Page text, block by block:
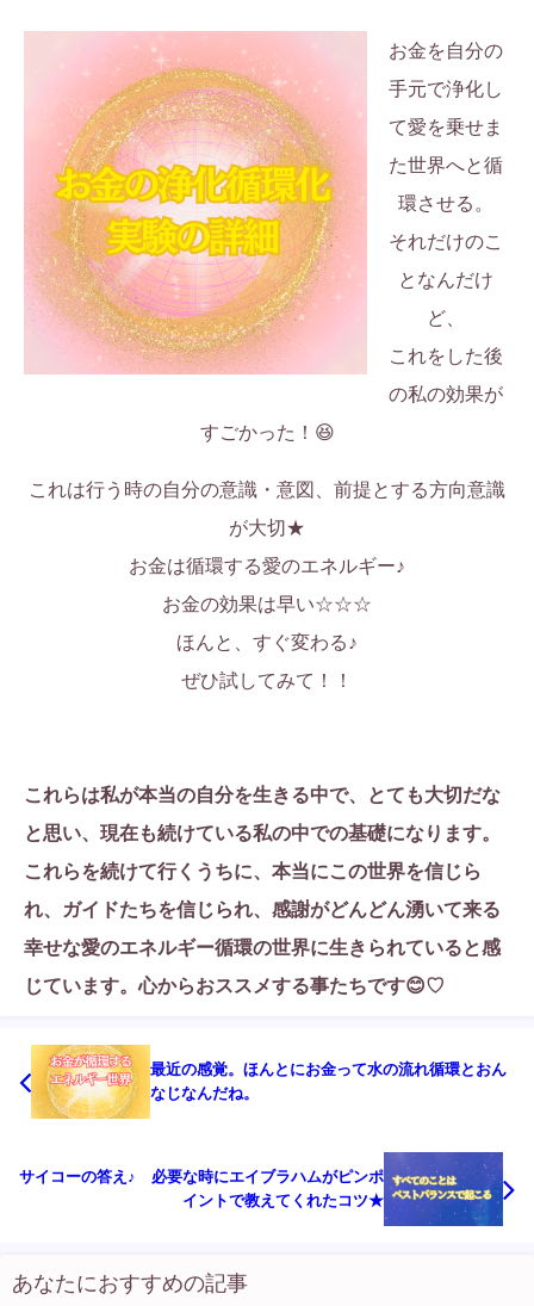
お金を自分の
手元で浄化し
て愛を乗せま
た世界へと循
環させる。
それだけのこ
となんだけ
ど、
これをした後
の私の効果が
すごかった！😆
これは行う時の自分の意識・意図、前提とする方向意識
が大切★
お金は循環する愛のエネルギー♪
お金の効果は早い☆☆☆
ほんと、すぐ変わる♪
ぜひ試してみて！！
これらは私が本当の自分を生きる中で、とても大切だな
と思い、現在も続けている私の中での基礎になります。
これらを続けて行くうちに、本当にこの世界を信じら
れ、ガイドたちを信じられ、感謝がどんどん湧いて来る
幸せな愛のエネルギー循環の世界に生きられていると感
じています。心からおススメする事たちです😊♡
最近の感覚。ほんとにお金って水の流れ循環とおん
なじなんだね。
サイコーの答え♪ 必要な時にエイブラハムがピンポ
イントで教えてくれたコツ★
あなたにおすすめの記事